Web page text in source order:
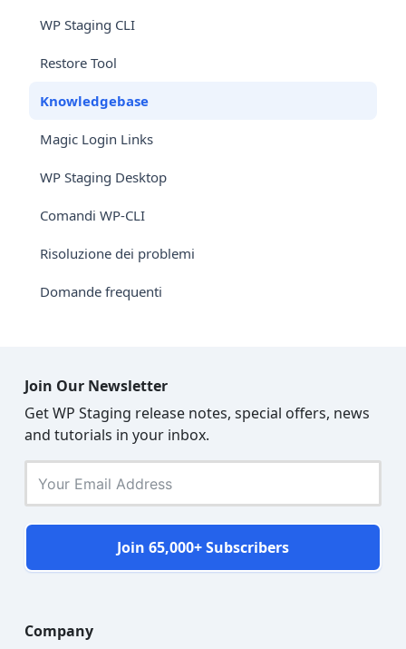
WP Staging CLI
Restore Tool
Knowledgebase
Magic Login Links
WP Staging Desktop
Comandi WP-CLI
Risoluzione dei problemi
Domande frequenti
Join Our Newsletter
Get WP Staging release notes, special offers, news
and tutorials in your inbox.
Join 65,000+ Subscribers
Company